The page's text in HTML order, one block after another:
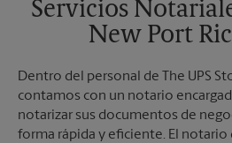
Servicios
New Port
Dentro del personal de The UPS
contamos con un notario
notarizar sus documentos de
forma rápida y eficiente. El notario